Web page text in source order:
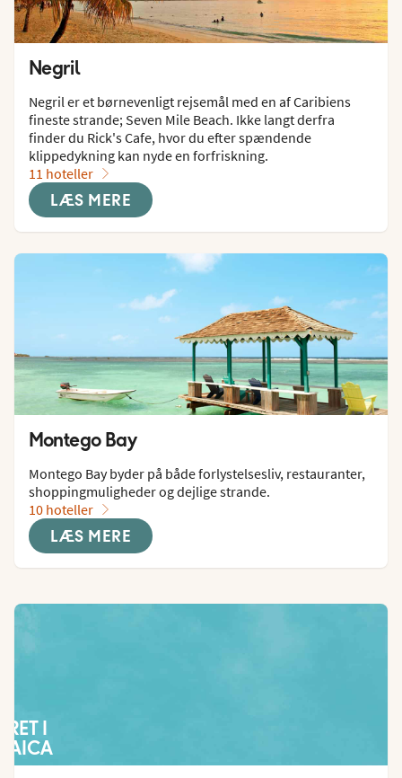
Negril
Negril er et børnevenligt rejsemål med en af Caribiens
fineste strande; Seven Mile Beach. Ikke langt derfra
finder du Rick's Cafe, hvor du efter spændende
klippedykning kan nyde en forfriskning.
11 hoteller
LÆS MERE
Montego Bay
Montego Bay byder på både forlystelsesliv, restauranter,
shoppingmuligheder og dejlige strande.
10 hoteller
LÆS MERE
I